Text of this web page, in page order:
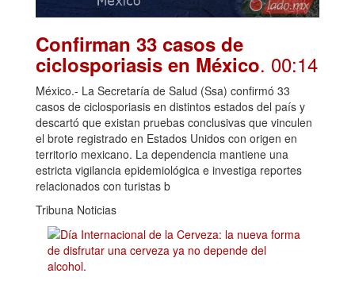
Confirman 33 casos de
ciclosporiasis en México. 00:14
México.- La Secretaría de Salud (Ssa) confirmó 33
casos de ciclosporiasis en distintos estados del país y
descartó que existan pruebas conclusivas que vinculen
el brote registrado en Estados Unidos con origen en
territorio mexicano. La dependencia mantiene una
estricta vigilancia epidemiológica e investiga reportes
relacionados con turistas b
Tribuna Noticias